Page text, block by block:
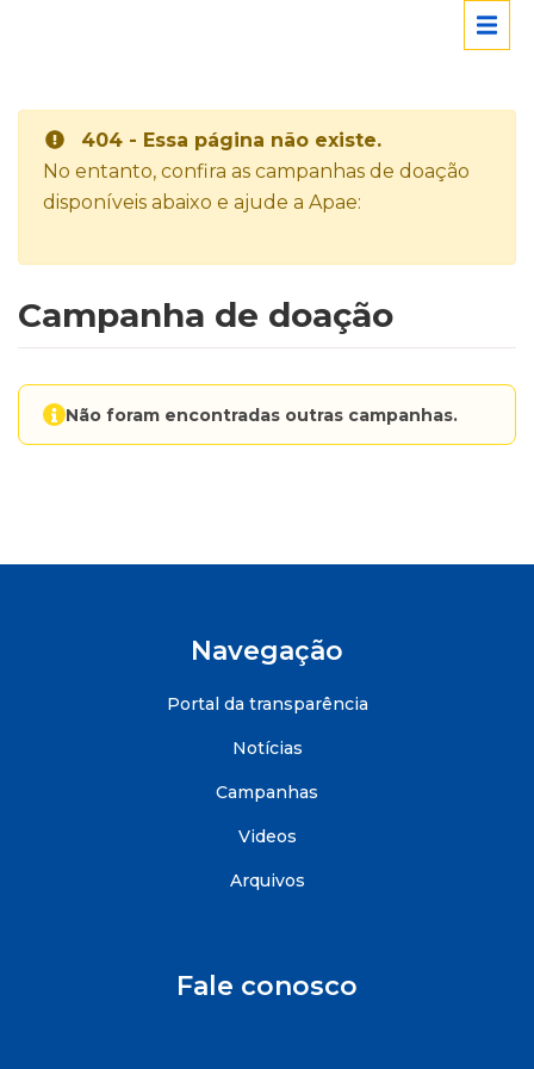
404 - Essa página não existe.
No entanto, confira as campanhas de doação
disponíveis abaixo e ajude a Apae:
Campanha de doação
Não foram encontradas outras campanhas.
Navegação
Portal da transparência
Notícias
Campanhas
Videos
Arquivos
Fale conosco